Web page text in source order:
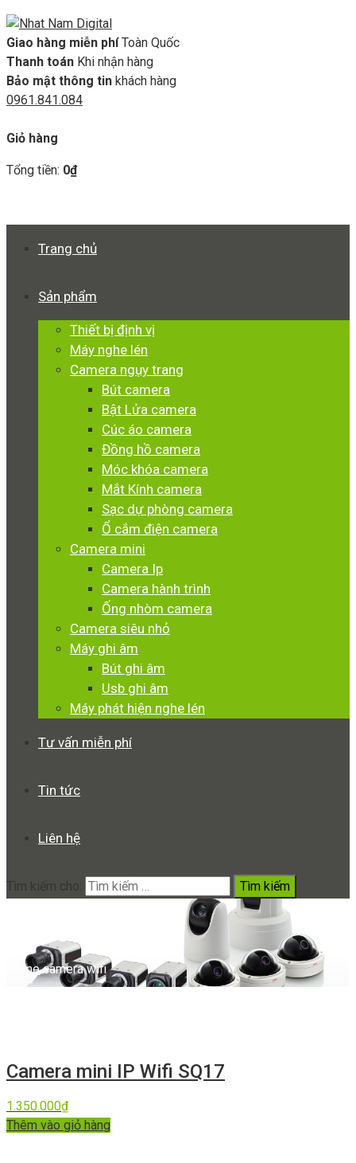
Giao hàng miễn phí Toàn Quốc
Thanh toán Khi nhận hàng
Bảo mật thông tin khách hàng
0961.841.084
Giỏ hàng
Tổng tiền: 0₫
Trang chủ
Sản phẩm
Thiết bị định vị
Máy nghe lén
Camera ngụy trang
Bút camera
Bật Lửa camera
Cúc áo camera
Đồng hồ camera
Móc khóa camera
Mắt Kính camera
Sạc dự phòng camera
Ổ cắm điện camera
Camera mini
Camera Ip
Camera hành trình
Ống nhòm camera
Camera siêu nhỏ
Máy ghi âm
Bút ghi âm
Usb ghi âm
Máy phát hiện nghe lén
Tư vấn miễn phí
Tin tức
Liên hệ
Tìm kiếm cho:
camera wifi
Home camera wifi
Camera mini IP Wifi SQ17
1.350.000₫
Thêm vào giỏ hàng